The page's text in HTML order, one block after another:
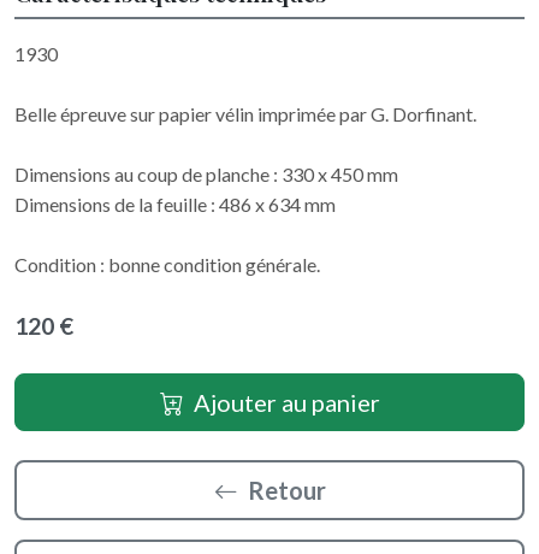
1930
Belle épreuve sur papier vélin imprimée par G. Dorfinant.
Dimensions au coup de planche : 330 x 450 mm
Dimensions de la feuille : 486 x 634 mm
Condition : bonne condition générale.
120 €
Ajouter au panier
Retour